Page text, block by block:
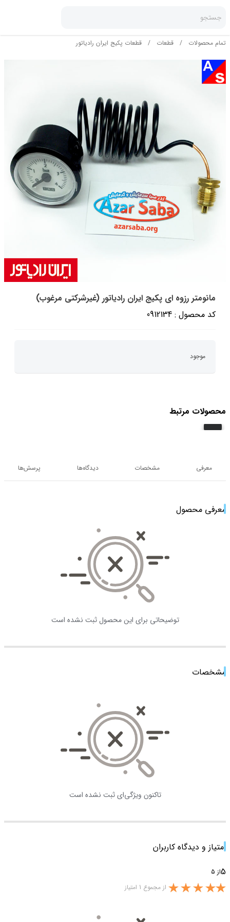
جستجو
تمام محصولات / قطعات / قطعات پکیج ایران رادیاتور
مانومتر رزوه ای پکیج ایران رادیاتور (غیرشرکتی مرغوب)
کد محصول : 0912134
موجود
محصولات مرتبط
معرفی مشخصات دیدگاه‌ها پرسش‌ها
معرفی محصول
توضیحاتی برای این محصول ثبت نشده است
مشخصات
تاکنون ویژگی‌ای ثبت نشده است
امتیاز و دیدگاه کاربران
5از 5
از مجموع 1 امتیاز